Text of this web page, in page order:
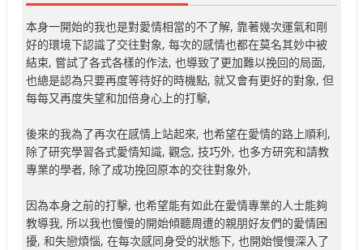
本身一開始的我也是對愛情相當的不了解, 靠著幾次運氣和剛
好的環境下認識了交往對象, 每次的感情也都在莫名其妙中被
結束, 嘗試了各式各樣的作法, 也導致了更加難以挽回的局面,
也總是認為只要再度等待好的時機點, 就又會有更好的對象, 但
每每又再度失望和加倍身心上的打擊,
後來的我為了再次在感情上站起來, 也希望在愛情的路上順利,
除了研究學習各式愛情知識, 觀念, 技巧外, 也多方研究和請教
專業的學者, 除了成功挽回原本的交往對象外,
因為本身之前的打擊, 也希望能有如此在愛情專業的人士能夠
教導我, 所以我也慢慢的開始傾聽周遭的親朋好友們的愛情困
擾, 和失戀煩惱, 在每次感同身受的狀態下, 也開始慢慢深入了